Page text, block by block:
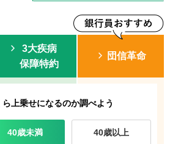
3大疾病
保障特約
団信革命
ら上乗せになるのか調べよう
40歳未満 40歳以上